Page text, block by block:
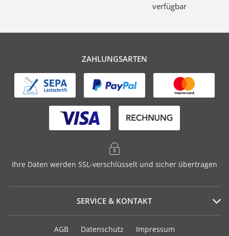
verfügbar
ZAHLUNGSARTEN
Ihre Daten werden SSL-verschlüsselt und sicher übertragen
SERVICE & KONTAKT
Serviceportal
AGB Datenschutz Impressum